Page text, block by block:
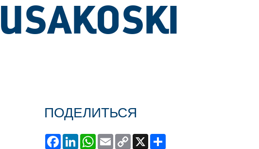
ПОДЕЛИТЬСЯ
FacebookLinkedInWhatsApp
Email
Copy